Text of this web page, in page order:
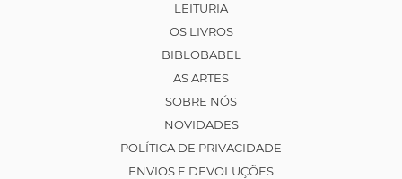
LEITURIA
OS LIVROS
BIBLOBABEL
AS ARTES
SOBRE NÓS
NOVIDADES
POLÍTICA DE PRIVACIDADE
ENVIOS E DEVOLUÇÕES